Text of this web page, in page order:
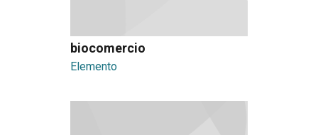
biocomercio
Elemento